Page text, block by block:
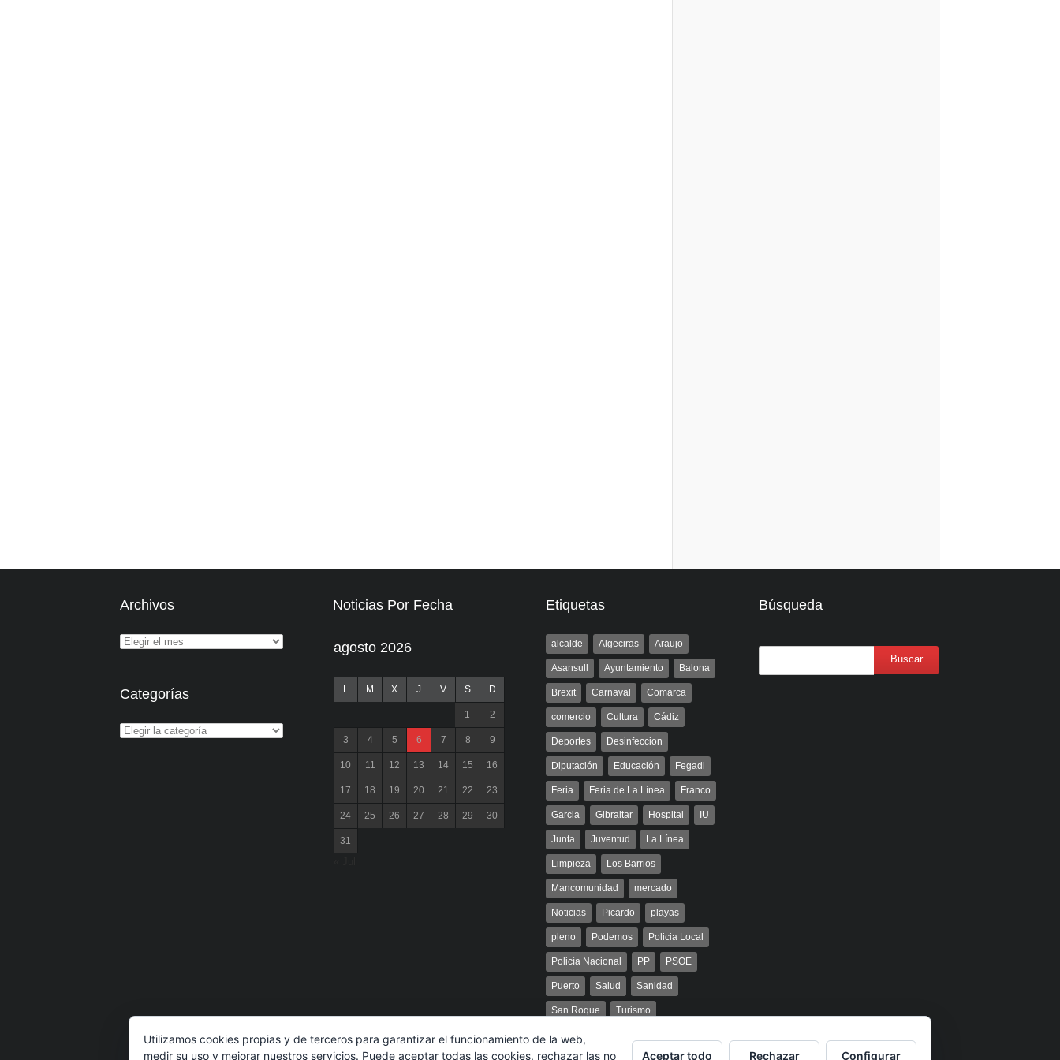
Archivos
Categorías
Noticias Por Fecha
agosto 2026
L M X J V S D
1 2
3 4 5 6 7 8 9
10 11 12 13 14 15 16
17 18 19 20 21 22 23
24 25 26 27 28 29 30
31
Etiquetas
alcalde Algeciras Araujo
Asansull Ayuntamiento Balona
Brexit Carnaval Comarca
comercio Cultura Cádiz
Deportes Desinfeccion
Diputación Educación Fegadi
Feria Feria de La Línea Franco
Garcia Gibraltar Hospital IU
Junta Juventud La Línea
Limpieza Los Barrios
Mancomunidad mercado
Noticias Picardo playas
pleno Podemos Policia Local
Policía Nacional PP PSOE
Puerto Salud Sanidad
San Roque Turismo
Búsqueda
Utilizamos cookies propias y de terceros para garantizar el funcionamiento de la web,
medir su uso y mejorar nuestros servicios. Puede aceptar todas las cookies, rechazar las no
Aceptar todo Rechazar Configurar